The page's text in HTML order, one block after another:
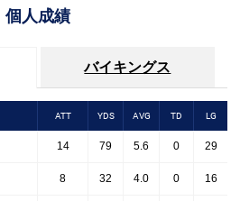
個人成績
バイキングス
ATT YDS AVG TD LG
14 79 5.6 0 29
8 32 4.0 0 16